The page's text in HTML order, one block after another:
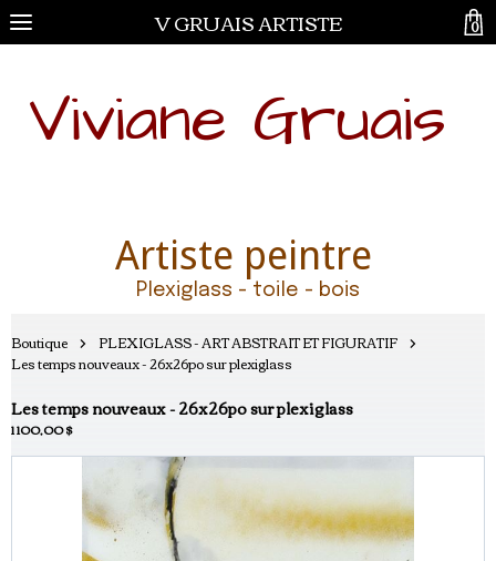
V GRUAIS ARTISTE
Viviane Gruais
Artiste peintre
Plexiglass - toile - bois
Boutique
PLEXIGLASS - ART ABSTRAIT ET FIGURATIF
Les temps nouveaux - 26x26po sur plexiglass
Les temps nouveaux - 26x26po sur plexiglass
1 100,00 $
0